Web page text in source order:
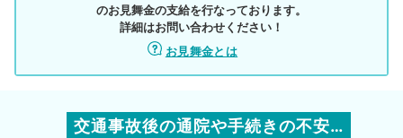
のお見舞金の支給を行なっております。
詳細はお問い合わせください！
お見舞金とは
交通事故後の通院や手続きの不安…